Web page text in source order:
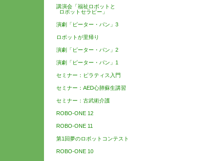
講演会「福祉ロボットと
ロボットセラピー」
演劇「ピーター・パン」3
ロボットが里帰り
演劇「ピーター・パン」2
演劇「ピーター・パン」1
セミナー：ピラティス入門
セミナー：AED心肺蘇生講習
セミナー：古武術介護
ROBO-ONE 12
ROBO-ONE 11
第1回夢のロボットコンテスト
ROBO-ONE 10